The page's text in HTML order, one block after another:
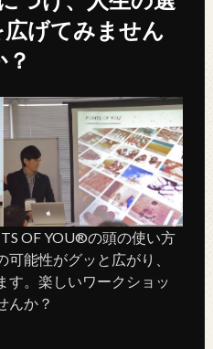
げてみません
？
OF YOU®の頭の使い方
能性がグッと広がり、
す。楽しいワークショッ
んか？